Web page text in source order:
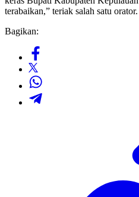
terabaikan,” teriak salah satu
Bagikan: